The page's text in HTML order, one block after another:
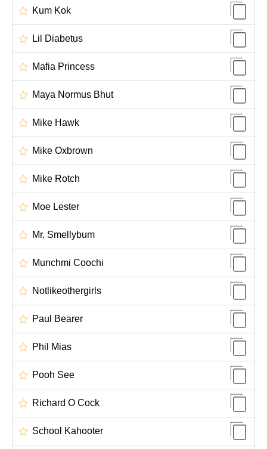
Kum Kok
Lil Diabetus
Mafia Princess
Maya Normus Bhut
Mike Hawk
Mike Oxbrown
Mike Rotch
Moe Lester
Mr. Smellybum
Munchmi Coochi
Notlikeothergirls
Paul Bearer
Phil Mias
Pooh See
Richard O Cock
School Kahooter